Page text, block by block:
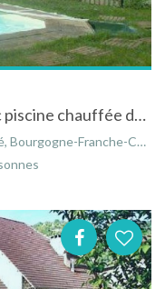
Grand gite en pleine nature avec piscine chauffée dans le Doubs
Franche-Comté, France